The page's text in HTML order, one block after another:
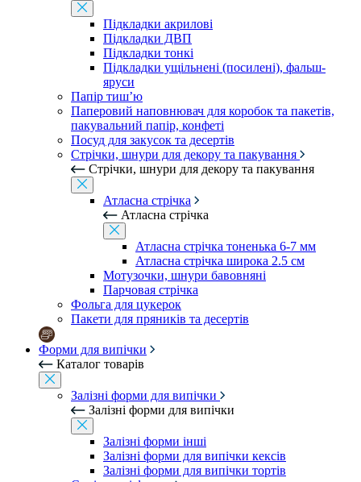
Підкладки акрилові
Підкладки ДВП
Підкладки тонкі
Підкладки ущільнені (посилені), фальш-
яруси
Папір тиш’ю
Паперовий наповнювач для коробок та пакетів,
пакувальний папір, конфеті
Посуд для закусок та десертів
Стрічки, шнури для декору та пакування
Стрічки, шнури для декору та пакування
Атласна стрічка
Атласна стрічка
Атласна стрічка тоненька 6-7 мм
Атласна стрічка широка 2.5 см
Мотузочки, шнури бавовняні
Парчовая стрічка
Фольга для цукерок
Пакети для пряників та десертів
Форми для випічки
Каталог товарів
Залізні форми для випічки
Залізні форми для випічки
Залізні форми інші
Залізні форми для випічки кексів
Залізні форми для випічки тортів